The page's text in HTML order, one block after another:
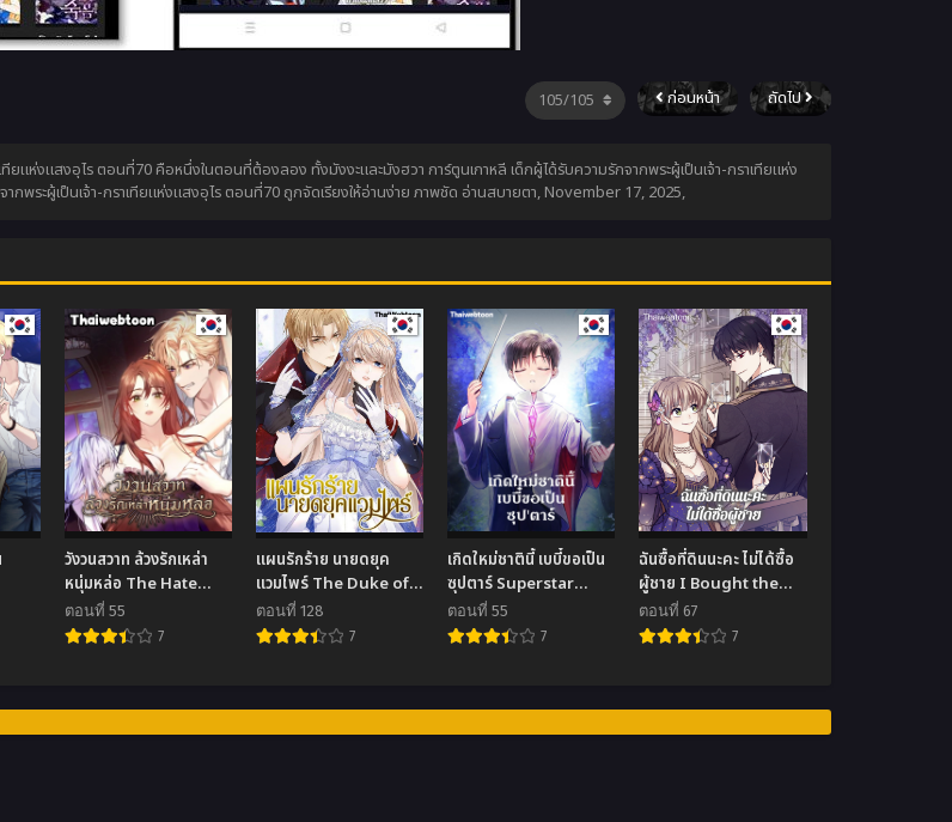
ก่อนหน้า ถัดไป
แห่งแสงอุไร ตอนที่70 คือหนึ่งในตอนที่ต้องลอง ทั้งมังงะและมังฮวา การ์ตูนเกาหลี เด็กผู้ได้รับความรักจากพระผู้เป็นเจ้า-กราเทียแห่ง
ะผู้เป็นเจ้า-กราเทียแห่งแสงอุไร ตอนที่70 ถูกจัดเรียงให้อ่านง่าย ภาพชัด อ่านสบายตา,November 17, 2025,
วังวนสวาท ล้วงรักเหล่า
หนุ่มหล่อ The Hate
Trap (R+)
ตอนที่ 55
7
แผนรักร้าย นายดยุค
แวมไพร์ The Duke of
Cold Blood Plan of
Attack
ตอนที่ 128
7
เกิดใหม่ชาตินี้ เบบี๋ขอเป็น
ซุปตาร์ Superstar
From Age 0
ตอนที่ 55
7
ฉันซื้อที่ดินนะคะ ไม่ได้ซื้อ
ผู้ชาย I Bought the
Land, Not a Man
ตอนที่ 67
7